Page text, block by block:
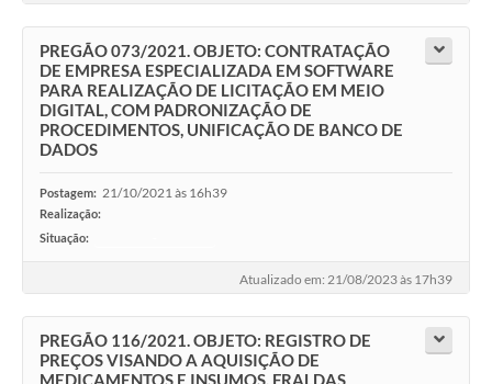
PREGÃO 073/2021. OBJETO: CONTRATAÇÃO
DE EMPRESA ESPECIALIZADA EM SOFTWARE
PARA REALIZAÇÃO DE LICITAÇÃO EM MEIO
DIGITAL, COM PADRONIZAÇÃO DE
PROCEDIMENTOS, UNIFICAÇÃO DE BANCO DE
DADOS
Postagem: 21/10/2021 às 16h39
Realização:
Situação:
Atualizado em: 21/08/2023 às 17h39
PREGÃO 116/2021. OBJETO: REGISTRO DE
PREÇOS VISANDO A AQUISIÇÃO DE
MEDICAMENTOS E INSUMOS, FRALDAS